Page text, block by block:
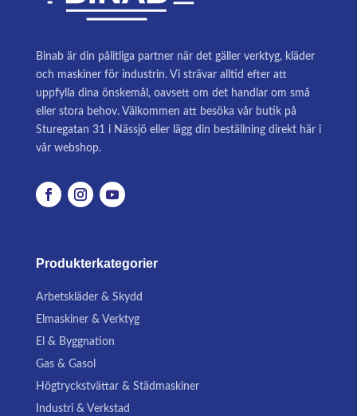
Binab är din pålitliga partner när det gäller verktyg, kläder
och maskiner för industrin. Vi strävar alltid efter att
uppfylla dina önskemål, oavsett om det handlar om små
eller stora behov. Välkommen att besöka vår butik på
Sturegatan 31 i Nässjö eller lägg din beställning direkt här i
vår webshop.
Produkterkategorier
Arbetskläder & Skydd
Elmaskiner & Verktyg
El & Byggnation
Gas & Gasol
Högtryckstvättar & Städmaskiner
Industri & Verkstad